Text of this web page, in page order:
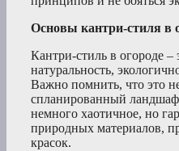
Основы кантри-стиля в
Кантри-стиль в огороде –
натуральность,
Важно помнить, что это
спланированный
немного хаотичное, но
природных материалов,
красок.